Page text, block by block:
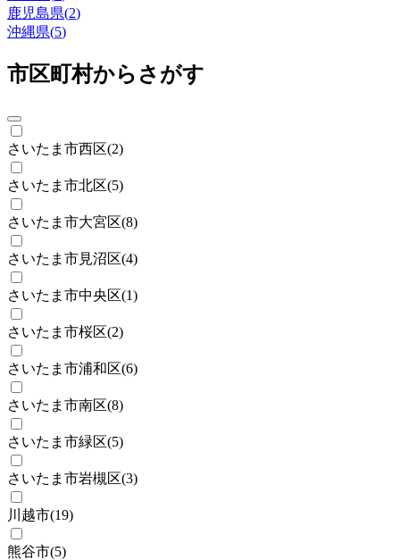
鹿児島県(2)
沖縄県(5)
市区町村からさがす
さいたま市西区(2)
さいたま市北区(5)
さいたま市大宮区(8)
さいたま市見沼区(4)
さいたま市中央区(1)
さいたま市桜区(2)
さいたま市浦和区(6)
さいたま市南区(8)
さいたま市緑区(5)
さいたま市岩槻区(3)
川越市(19)
熊谷市(5)